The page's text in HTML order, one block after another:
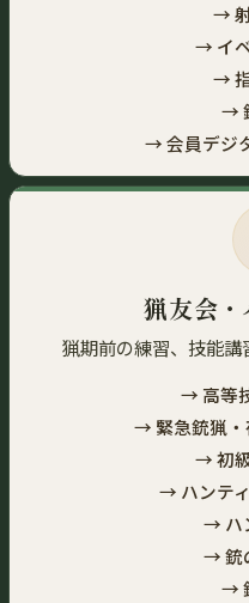
→
→ イ
→
→
→ 会員デジ
猟友会
猟期前の練習、技能
→ 高等
→ 緊急銃猟・
→ 初
→ ハンテ
→ ハ
→ 銃
→